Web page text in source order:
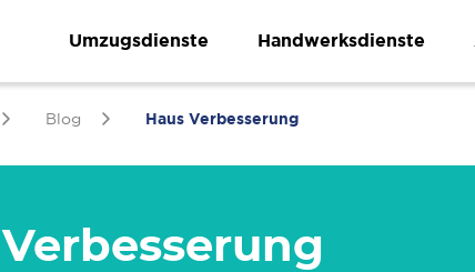
Umzugsdienste Handwerksdienste
Blog Haus Verbesserung
Verbesserung